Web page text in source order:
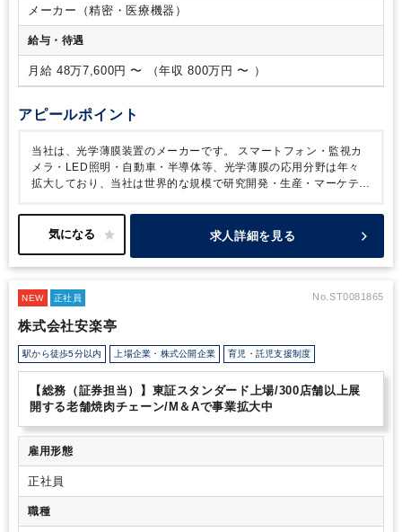
報システム監査人等の経験をお持ちの方
メーカー（精密・医療機器）
給与・待遇
月給 48万7,600円 〜 （年収 800万円 〜 ）
アピールポイント
当社は、光学薄膜装置のメーカーです。
スマートフォン・監視カ
メラ・LED照明・自動車・半導体等、光学薄膜の応用分野は年々
拡大しており、当社は世界的な規模で研究開発・生産・マーケティ
れており、IoTの展開でますます光学の応用分野が増加しておりま
す。当社は2021年を、光学薄膜技術の顕著な高度化や半導体関連
にわたる研究開発活動を加速しております。
これらについては将
と見込んでおります。
求人詳細を見る
NEW 正社員 No.ST0081865
株式会社安楽亭
駅から徒歩5分以内 上場企業・株式公開企業 育児・託児支援制度
【総務（証券担当）】東証スタンダード上場/300店舗以上展
開する老舗焼肉チェーン/M＆Aで事業拡大中
雇用形態
正社員
職種